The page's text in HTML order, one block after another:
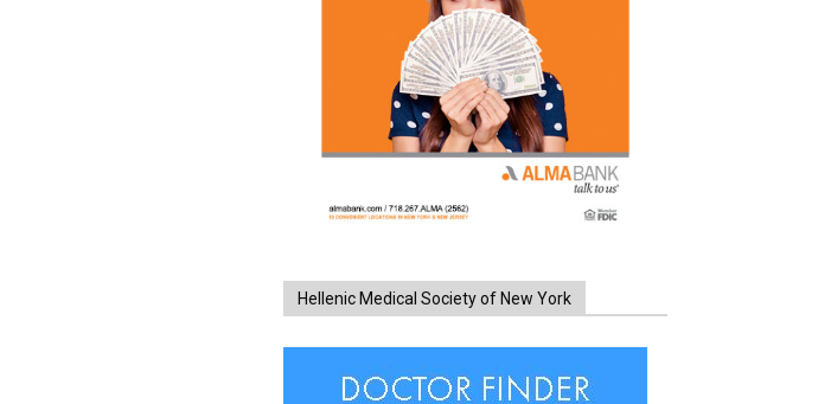
Hellenic Medical Society of New York